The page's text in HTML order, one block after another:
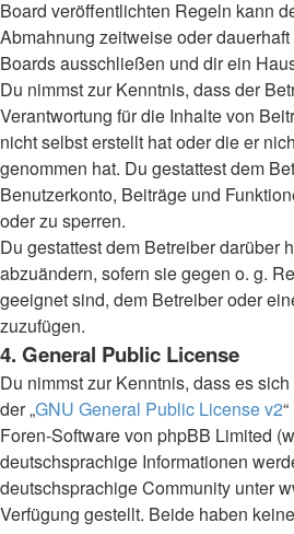
Board veröffentlichten Regeln kann
Abmahnung zeitweise oder
Boards ausschließen und dir ein
Du nimmst zur Kenntnis, dass der
Verantwortung für die Inhalte von
nicht selbst erstellt hat oder die er
genommen hat. Du gestattest dem
Benutzerkonto, Beiträge und
oder zu sperren.
Du gestattest dem Betreiber darüber
abzuändern, sofern sie gegen o. g.
geeignet sind, dem Betreiber oder
zuzufügen.
4. General Public License
Du nimmst zur Kenntnis, dass es
der „GNU General Public License v2
Foren-Software von phpBB Limited
deutschsprachige Informationen
deutschsprachige Community unter
Verfügung gestellt. Beide haben